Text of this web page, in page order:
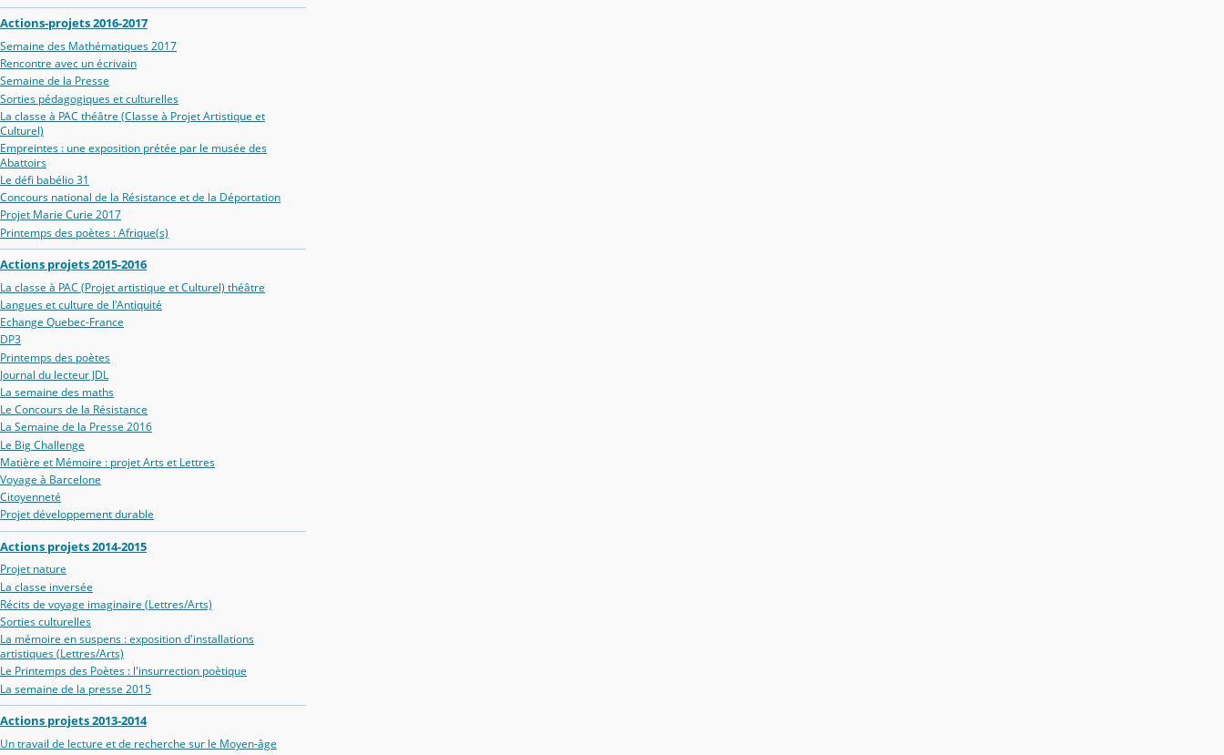
Actions-projets 2016-2017
Semaine des Mathématiques 2017
Rencontre avec un écrivain
Semaine de la Presse
Sorties pédagogiques et culturelles
La classe à PAC théâtre (Classe à Projet Artistique et
Culturel)
Empreintes : une exposition prétée par le musée des
Abattoirs
Le défi babélio 31
Concours national de la Résistance et de la Déportation
Projet Marie Curie 2017
Printemps des poètes : Afrique(s)
Actions projets 2015-2016
La classe à PAC (Projet artistique et Culturel) théâtre
Langues et culture de l'Antiquité
Echange Quebec-France
DP3
Printemps des poètes
Journal du lecteur JDL
La semaine des maths
Le Concours de la Résistance
La Semaine de la Presse 2016
Le Big Challenge
Matière et Mémoire : projet Arts et Lettres
Voyage à Barcelone
Citoyenneté
Projet développement durable
Actions projets 2014-2015
Projet nature
La classe inversée
Récits de voyage imaginaire (Lettres/Arts)
Sorties culturelles
La mémoire en suspens : exposition d'installations
artistiques (Lettres/Arts)
Le Printemps des Poètes : l'insurrection poètique
La semaine de la presse 2015
Actions projets 2013-2014
Un travail de lecture et de recherche sur le Moyen-âge